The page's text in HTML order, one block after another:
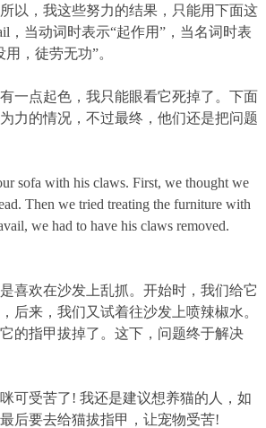
以，我这些努力的结果，只能用下面这
，当动词时表示“起作用”，当名词时表
，徒劳无功”。
一点起色，我只能眼看它死掉了。下面
力的情况，不过最终，他们还是把问题
sofa with his claws. First, we thought we
Then we tried treating the furniture with
we had to have his claws removed.
喜欢在沙发上乱抓。开始时，我们给它
后来，我们又试着往沙发上喷辣椒水。
的指甲拔掉了。这下，问题终于解决
可受苦了! 我还是建议想养猫的人，如
后要去给猫拔指甲，让宠物受苦!